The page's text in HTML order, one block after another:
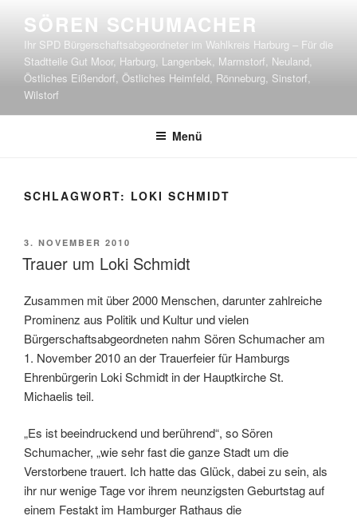
Inhalt
springen
SÖREN SCHUMACHER
Ihr SPD Bürgerschaftsabgeordneter im Wahlkreis Harburg – Für die
Stadtteile Gut Moor, Harburg, Langenbek, Marmstorf, Neuland,
Östliches Eißendorf, Östliches Heimfeld, Rönneburg, Sinstorf,
Wilstorf
Menü
SCHLAGWORT: LOKI SCHMIDT
VERÖFFENTLICHT
AM
3. NOVEMBER 2010
Trauer um Loki Schmidt
Zusammen mit über 2000 Menschen, darunter zahlreiche
Prominenz aus Politik und Kultur und vielen
Bürgerschaftsabgeordneten nahm Sören Schumacher am
1. November 2010 an der Trauerfeier für Hamburgs
Ehrenbürgerin Loki Schmidt in der Hauptkirche St.
Michaelis teil.
„Es ist beeindruckend und berührend“, so Sören
Schumacher, „wie sehr fast die ganze Stadt um die
Verstorbene trauert. Ich hatte das Glück, dabei zu sein, als
ihr nur wenige Tage vor ihrem neunzigsten Geburtstag auf
einem Festakt im Hamburger Rathaus die